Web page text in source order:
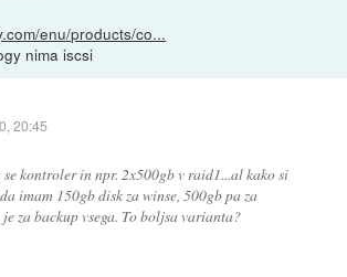
enu/products/co...
nima iscsi
20:45
kontroler in npr. 2x500gb v raid1...al kako si
imam 150gb disk za winse, 500gb pa za
za backup vsega. To boljsa varianta?